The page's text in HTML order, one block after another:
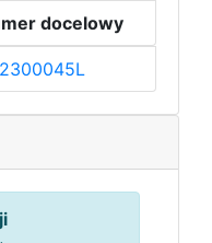
docelowy